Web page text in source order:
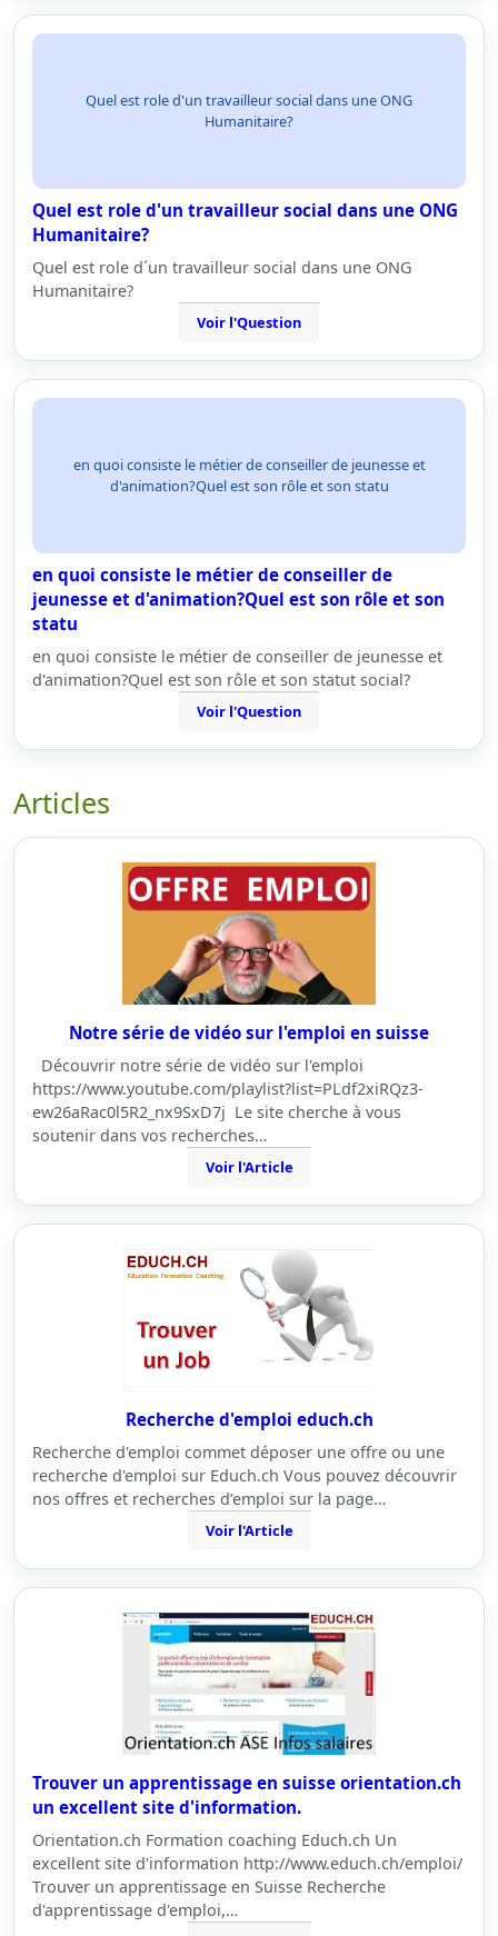
Quel est role d'un travailleur social dans une ONG
Humanitaire?
Quel est role d'un travailleur social dans une ONG
Humanitaire?
Quel est role d´un travailleur social dans une ONG
Humanitaire?
Voir l'Question
en quoi consiste le métier de conseiller de jeunesse et
d'animation?Quel est son rôle et son statu
en quoi consiste le métier de conseiller de
jeunesse et d'animation?Quel est son rôle et son
statu
en quoi consiste le métier de conseiller de jeunesse et
d'animation?Quel est son rôle et son statut social?
Voir l'Question
Articles
Notre série de vidéo sur l'emploi en suisse
Découvrir notre série de vidéo sur l'emploi
https://www.youtube.com/playlist?list=PLdf2xiRQz3-
ew26aRac0l5R2_nx9SxD7j Le site cherche à vous
soutenir dans vos recherches…
Voir l'Article
Recherche d'emploi educh.ch
Recherche d'emploi commet déposer une offre ou une
recherche d'emploi sur Educh.ch Vous pouvez découvrir
nos offres et recherches d’emploi sur la page…
Voir l'Article
Trouver un apprentissage en suisse orientation.ch
un excellent site d'information.
Orientation.ch Formation coaching Educh.ch Un
excellent site d'information http://www.educh.ch/emploi/
Trouver un apprentissage en Suisse Recherche
d'apprentissage d'emploi,…